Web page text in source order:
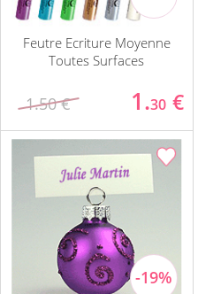
Feutre Ecriture Moyenne
Toutes Surfaces
1.50 € 1.30 €